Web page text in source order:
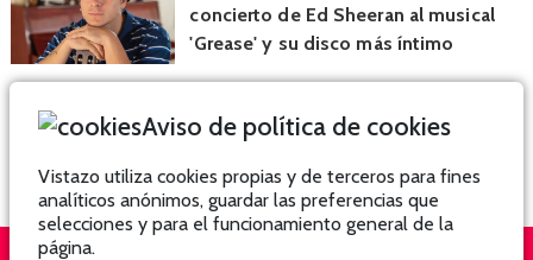
concierto de Ed Sheeran al musical
'Grease' y su disco más íntimo
Aviso de política de cookies
Vistazo utiliza cookies propias y de terceros para fines
analíticos anónimos, guardar las preferencias que
selecciones y para el funcionamiento general de la
página.